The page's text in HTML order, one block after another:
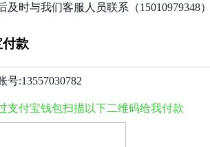
及时与我们客服人员联系（15010979348
款
号:13557030782
支付宝钱包扫描以下二维码给我付款